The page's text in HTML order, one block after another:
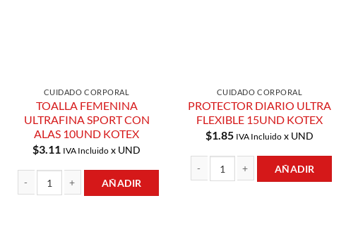
CUIDADO CORPORAL
TOALLA FEMENINA
ULTRAFINA SPORT CON
ALAS 10UND KOTEX
$3.11 IVA Incluido x UND
AÑADIR
CUIDADO CORPORAL
PROTECTOR DIARIO ULTRA
FLEXIBLE 15UND KOTEX
$1.85 IVA Incluido x UND
AÑADIR